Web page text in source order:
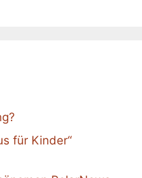
für Kinder“